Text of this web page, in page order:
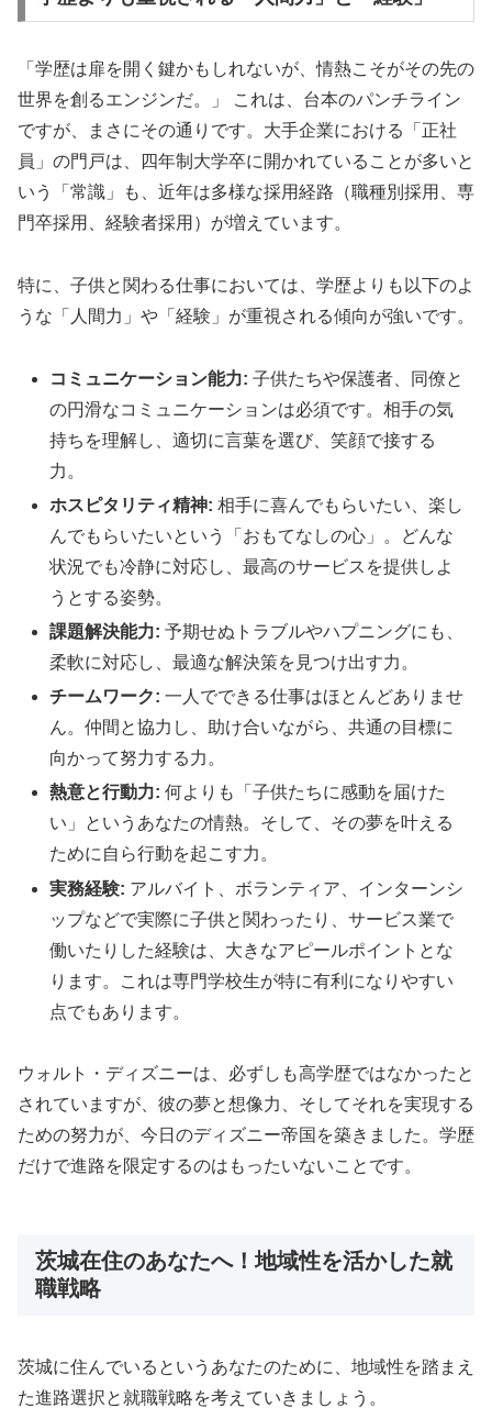
「学歴は扉を開く鍵かもしれないが、情熱こそがその先の
世界を創るエンジンだ。」 これは、台本のパンチライン
ですが、まさにその通りです。大手企業における「正社
員」の門戸は、四年制大学卒に開かれていることが多いと
いう「常識」も、近年は多様な採用経路（職種別採用、専
門卒採用、経験者採用）が増えています。
特に、子供と関わる仕事においては、学歴よりも以下のよ
うな「人間力」や「経験」が重視される傾向が強いです。
コミュニケーション能力: 子供たちや保護者、同僚と
の円滑なコミュニケーションは必須です。相手の気
持ちを理解し、適切に言葉を選び、笑顔で接する
力。
ホスピタリティ精神: 相手に喜んでもらいたい、楽し
んでもらいたいという「おもてなしの心」。どんな
状況でも冷静に対応し、最高のサービスを提供しよ
うとする姿勢。
課題解決能力: 予期せぬトラブルやハプニングにも、
柔軟に対応し、最適な解決策を見つけ出す力。
チームワーク: 一人でできる仕事はほとんどありませ
ん。仲間と協力し、助け合いながら、共通の目標に
向かって努力する力。
熱意と行動力: 何よりも「子供たちに感動を届けた
い」というあなたの情熱。そして、その夢を叶える
ために自ら行動を起こす力。
実務経験: アルバイト、ボランティア、インターンシ
ップなどで実際に子供と関わったり、サービス業で
働いたりした経験は、大きなアピールポイントとな
ります。これは専門学校生が特に有利になりやすい
点でもあります。
ウォルト・ディズニーは、必ずしも高学歴ではなかったと
されていますが、彼の夢と想像力、そしてそれを実現する
ための努力が、今日のディズニー帝国を築きました。学歴
だけで進路を限定するのはもったいないことです。
茨城在住のあなたへ！地域性を活かした就
職戦略
茨城に住んでいるというあなたのために、地域性を踏まえ
た進路選択と就職戦略を考えていきましょう。